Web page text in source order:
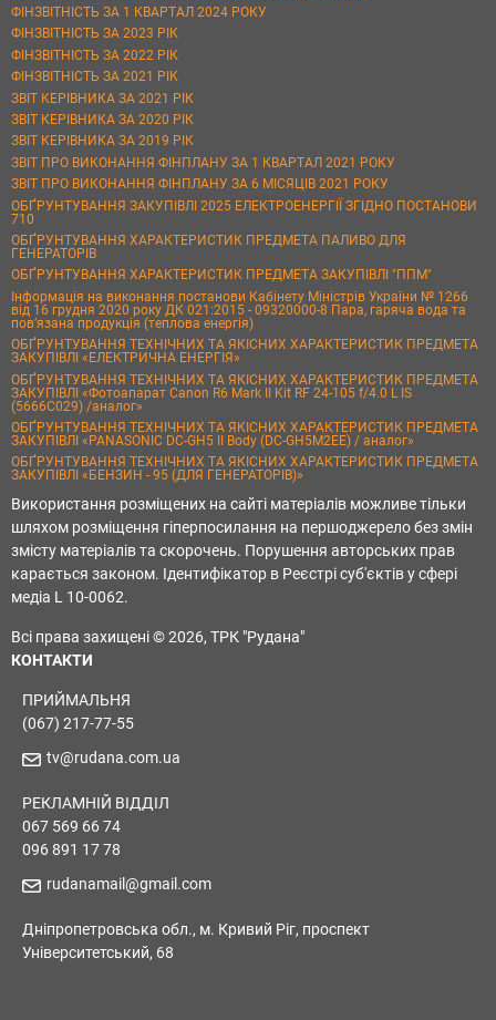
ФІНЗВІТНІСТЬ ЗА 1 КВАРТАЛ 2024 РОКУ
ФІНЗВІТНІСТЬ ЗА 2023 РІК
ФІНЗВІТНІСТЬ ЗА 2022 РІК
ФІНЗВІТНІСТЬ ЗА 2021 РІК
ЗВІТ КЕРІВНИКА ЗА 2021 РІК
ЗВІТ КЕРІВНИКА ЗА 2020 РІК
ЗВІТ КЕРІВНИКА ЗА 2019 РІК
ЗВІТ ПРО ВИКОНАННЯ ФІНПЛАНУ ЗА 1 КВАРТАЛ 2021 РОКУ
ЗВІТ ПРО ВИКОНАННЯ ФІНПЛАНУ ЗА 6 МІСЯЦІВ 2021 РОКУ
ОБҐРУНТУВАННЯ ЗАКУПІВЛІ 2025 ЕЛЕКТРОЕНЕРГІЇ ЗГІДНО ПОСТАНОВИ
710
ОБҐРУНТУВАННЯ ХАРАКТЕРИСТИК ПРЕДМЕТА ПАЛИВО ДЛЯ
ГЕНЕРАТОРІВ
ОБҐРУНТУВАННЯ ХАРАКТЕРИСТИК ПРЕДМЕТА ЗАКУПІВЛІ "ППМ"
Інформація на виконання постанови Кабінету Міністрів України № 1266
від 16 грудня 2020 року ДК 021:2015 - 09320000-8 Пара, гаряча вода та
пов’язана продукція (теплова енергія)
ОБҐРУНТУВАННЯ ТЕХНІЧНИХ ТА ЯКІСНИХ ХАРАКТЕРИСТИК ПРЕДМЕТА
ЗАКУПІВЛІ «ЕЛЕКТРИЧНА ЕНЕРГІЯ»
ОБҐРУНТУВАННЯ ТЕХНІЧНИХ ТА ЯКІСНИХ ХАРАКТЕРИСТИК ПРЕДМЕТА
ЗАКУПІВЛІ «Фотоапарат Canon R6 Mark II Kit RF 24-105 f/4.0 L IS
(5666C029) /аналог»
ОБҐРУНТУВАННЯ ТЕХНІЧНИХ ТА ЯКІСНИХ ХАРАКТЕРИСТИК ПРЕДМЕТА
ЗАКУПІВЛІ «PANASONIC DC-GH5 II Body (DC-GH5M2EE) / аналог»
ОБҐРУНТУВАННЯ ТЕХНІЧНИХ ТА ЯКІСНИХ ХАРАКТЕРИСТИК ПРЕДМЕТА
ЗАКУПІВЛІ «БЕНЗИН - 95 (ДЛЯ ГЕНЕРАТОРІВ)»
Використання розміщених на сайті матеріалів можливе тільки
шляхом розміщення гіперпосилання на першоджерело без змін
змісту матеріалів та скорочень. Порушення авторських прав
карається законом. Ідентифікатор в Реєстрі суб'єктів у сфері
медіа L 10-0062.
Всі права захищені © 2026, ТРК "Рудана"
КОНТАКТИ
ПРИЙМАЛЬНЯ
(067) 217-77-55
tv@rudana.com.ua
РЕКЛАМНІЙ ВІДДІЛ
067 569 66 74
096 891 17 78
rudanamail@gmail.com
Дніпропетровська обл., м. Кривий Ріг, проспект
Університетський, 68